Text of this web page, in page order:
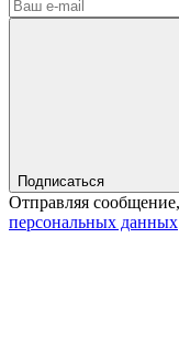
Подписаться
Отправляя
персональных данных